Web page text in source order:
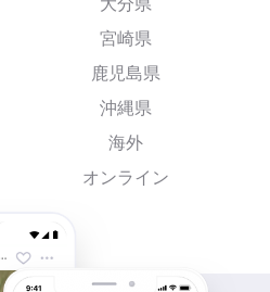
宮崎県
鹿児島県
沖縄県
海外
オンライン